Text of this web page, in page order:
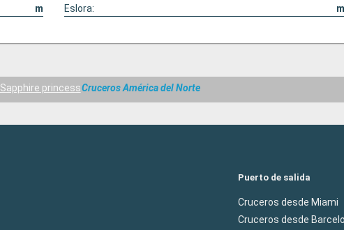
m Eslora: m
Sapphire princessCruceros América del Norte
Puerto de salida
Cruceros desde Miami
Cruceros desde